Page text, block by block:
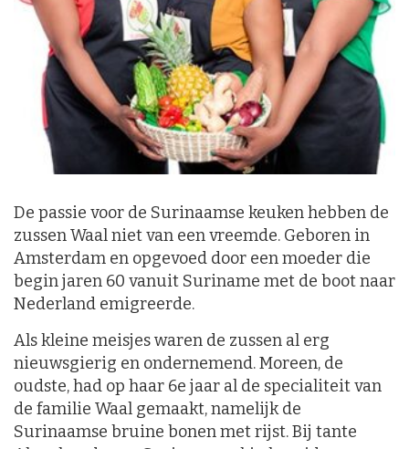
De passie voor de Surinaamse keuken hebben de
zussen Waal niet van een vreemde. Geboren in
Amsterdam en opgevoed door een moeder die
begin jaren 60 vanuit Suriname met de boot naar
Nederland emigreerde.
Als kleine meisjes waren de zussen al erg
nieuwsgierig en ondernemend. Moreen, de
oudste, had op haar 6e jaar al de specialiteit van
de familie Waal gemaakt, namelijk de
Surinaamse bruine bonen met rijst. Bij tante